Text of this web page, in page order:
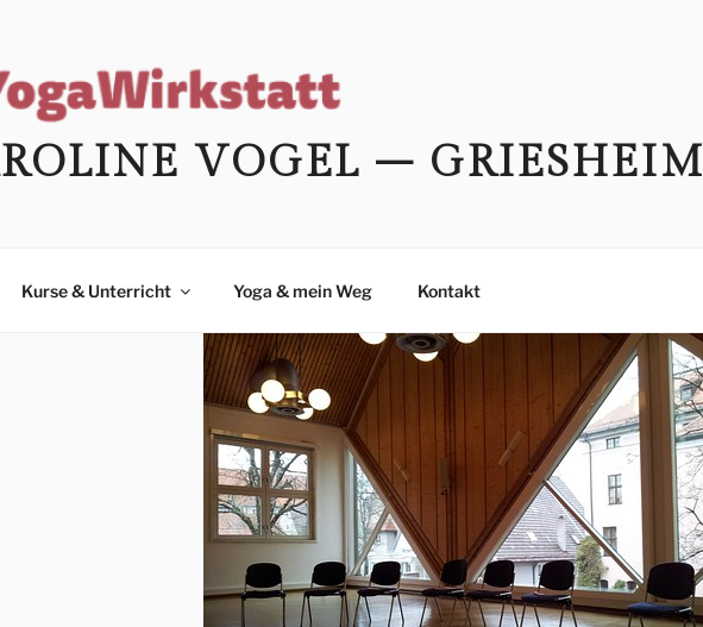
VOGEL – GRIESHEIM
Kurse & Unterricht Yoga & mein Weg Kontakt